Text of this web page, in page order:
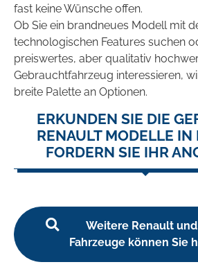
fast keine Wünsche offen.
Ob Sie ein brandneues Modell mit
technologischen Features suchen
preiswertes, aber qualitativ
Gebrauchtfahrzeug interessieren,
breite Palette an Optionen.
ERKUNDEN SIE DIE
RENAULT MODELLE
FORDERN SIE IHR
Weitere Renault
Fahrzeuge können Sie